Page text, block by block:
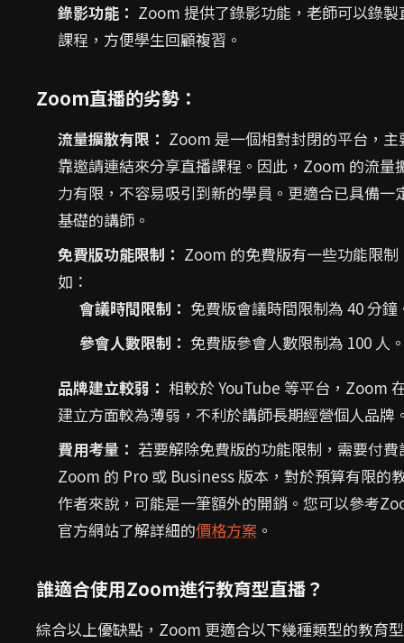
錄影功能： Zoom 提供了錄影功能，老師可以錄製
課程，方便學生回顧複習。
Zoom直播的劣勢：
流量擴散有限： Zoom 是一個相對封閉的平台，主
靠邀請連結來分享直播課程。因此，Zoom 的流量
力有限，不容易吸引到新的學員。更適合已具備一
基礎的講師。
免費版功能限制： Zoom 的免費版有一些功能限制
如：
會議時間限制： 免費版會議時間限制為 40 分鐘
參會人數限制： 免費版參會人數限制為 100 人
品牌建立較弱： 相較於 YouTube 等平台，Zoom
建立方面較為薄弱，不利於講師長期經營個人品牌
費用考量： 若要解除免費版的功能限制，需要付費
Zoom 的 Pro 或 Business 版本，對於預算有限的
作者來說，可能是一筆額外的開銷。您可以參考
官方網站了解詳細的價格方案 。
誰適合使用Zoom進行教育型直播？
綜合以上優缺點，Zoom 更適合以下幾種類型的教育